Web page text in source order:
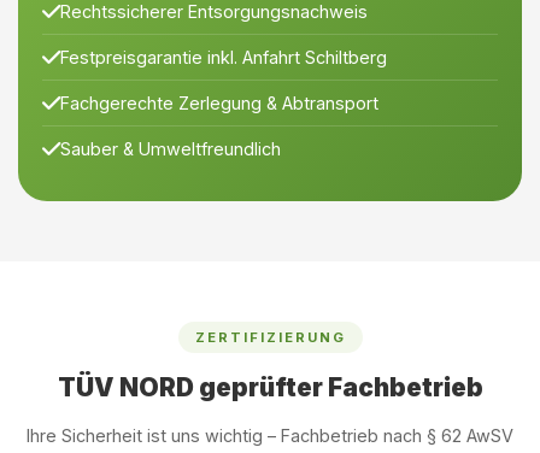
Rechtssicherer Entsorgungsnachweis
Festpreisgarantie inkl. Anfahrt Schiltberg
Fachgerechte Zerlegung & Abtransport
Sauber & Umweltfreundlich
ZERTIFIZIERUNG
TÜV NORD geprüfter Fachbetrieb
Ihre Sicherheit ist uns wichtig – Fachbetrieb nach § 62 AwSV